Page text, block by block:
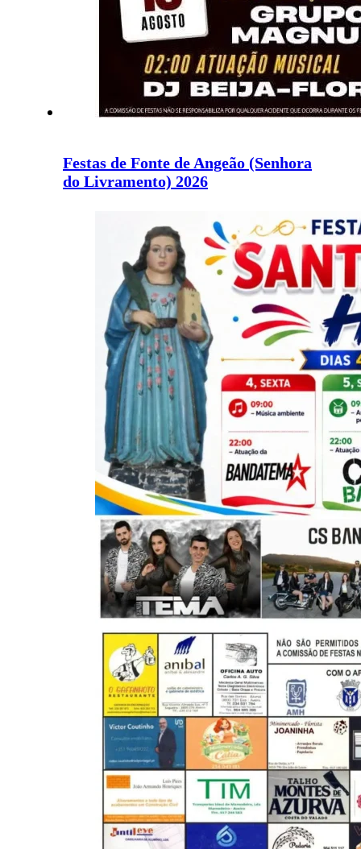
Festas de Fonte de Angeão (Senhora
do Livramento) 2026